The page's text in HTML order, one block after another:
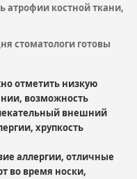
атрофии костной ткани,
стоматологи готовы
отметить низкую
возможность
внешний
хрупкость
аллергии, отличные
во время носки,